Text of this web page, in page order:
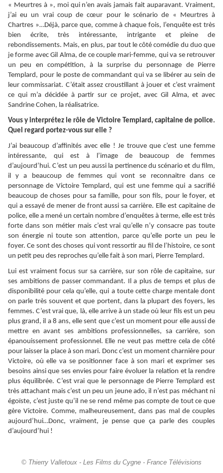
« Meurtres à », moi qui n’en avais jamais fait auparavant. Vraiment,
j’ai eu un vrai coup de cœur pour le scénario de « Meurtres à
Chartres »…Déjà, parce que, comme à chaque fois, l’enquête est très
bien écrite, très intéressante, intrigante et pleine de
rebondissements. Mais, en plus, par tout le côté comédie du duo que
je forme avec Gil Alma, de ce couple mari-femme, qui va se retrouver
un peu en compétition, à la surprise du personnage de Pierre
Templard, pour le poste de commandant qui va se libérer au sein de
leur commissariat. C’était assez croustillant à jouer et c’est vraiment
ce qui m’a décidée à partir sur ce projet, avec Gil Alma, et avec
Sandrine Cohen, la réalisatrice.
Vous y interprétez le rôle de Victoire Templard, capitaine de police.
Quel regard portez-vous sur elle ?
J’ai beaucoup d’affinités avec elle ! Je trouve que c’est une femme
intéressante, qui est à l’image de beaucoup de femmes
d’aujourd’hui. C’est un peu aussi la pertinence du scénario et du film,
il y a beaucoup de femmes qui vont se reconnaitre dans ce
personnage de Victoire Templard, qui est une femme qui a sacrifié
beaucoup de choses pour sa famille, pour son fils, pour le foyer, et
qui a essayé de mener de front aussi sa carrière. Elle est capitaine de
police, elle a mené un certain nombre d’enquêtes à terme, elle est très
forte dans son métier mais c’est vrai qu’elle n’y consacre pas toute
son énergie ni toute son attention, parce qu’elle porte un peu le
foyer. Ce sont des choses qui vont ressortir au fil de l’histoire, ce sont
un petit peu des reproches qu’elle fait à son mari, Pierre Templard.
Lui est vraiment focus sur sa carrière, sur son rôle de capitaine, sur
ses ambitions de passer commandant. Il a plus de temps et plus de
disponibilité pour cela qu’elle, qui a toute cette charge mentale dont
on parle très souvent et que portent, dans la plupart des foyers, les
femmes. C’est vrai que, là, elle arrive à un stade où leur fils est un peu
plus grand, il a 8 ans, elle sent que c’est un moment pour elle aussi de
mettre en avant ses ambitions professionnelles, sa carrière, son
épanouissement professionnel. Elle ne veut pas mettre cela de côté
pour laisser la place à son mari. Donc c’est un moment charnière pour
Victoire, où elle va se positionner face à son mari et exprimer ses
besoins ainsi que ses envies pour faire évoluer la relation et la rendre
plus équilibrée. C’est vrai que le personnage de Pierre Templard est
très attachant mais c’est un peu un jeune ado, il n’est pas méchant ni
égoïste, c’est juste qu’il ne se rend même pas compte de tout ce que
gère Victoire. Comme, malheureusement, dans pas mal de couples
aujourd’hui…Donc, vraiment, je pense que ça parle des couples
d’aujourd’hui !
© Thierry Valletoux - Les Films du Cygne - France Télévisions